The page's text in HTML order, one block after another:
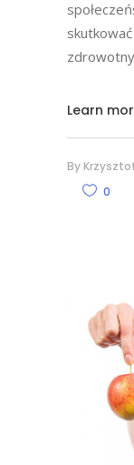
Learn
By
0